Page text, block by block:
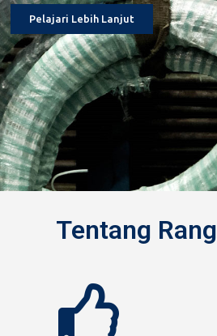
Pelajari Lebih Lanjut
Tentang